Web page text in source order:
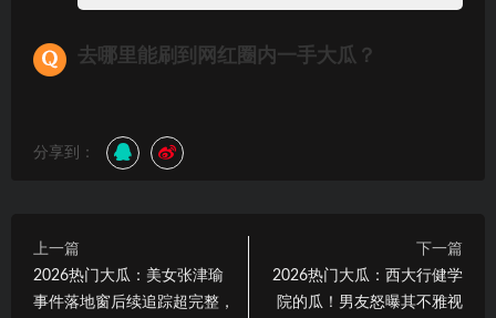
去哪里能刷到网红圈内一手大瓜？
分享到：
上一篇
2026热门大瓜：美女张津瑜
事件落地窗后续追踪超完整，
下一篇
2026热门大瓜：西大行健学
院的瓜！男友怒曝其不雅视